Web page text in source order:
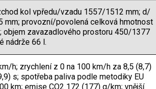
kol vpředu/vzadu 1557/1512 mm; d/
provozní/povolená celková hmotnost
zavazadlového prostoru 450/1377
nádrže 66 l.
h; zrychlení z 0 na 100 km/h za 8,5 (8,7)
s; spotřeba paliva podle metodiky EU
km; emise CO2 172 (177) g/km; vnější